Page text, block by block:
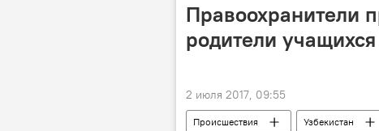
Правоохранители
родители
2 июля 2017, 09:55
Происшествия Узбекистан